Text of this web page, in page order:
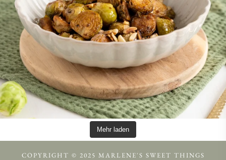
Mehr laden
COPYRIGHT © 2025 MARLENE'S SWEET THINGS